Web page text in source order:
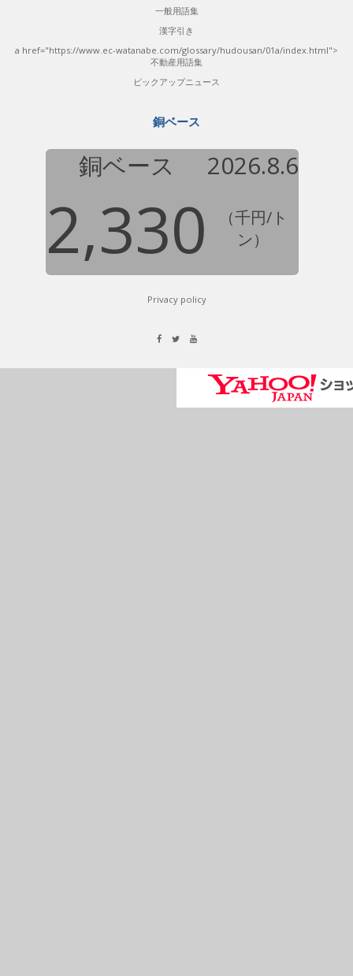
一般用語集
漢字引き
a href="https://www.ec-watanabe.com/glossary/hudousan/01a/index.html">
不動産用語集
ピックアップニュース
銅ベース
銅ベース 2026.8.6
2,330
（千円/ト
ン）
Privacy policy